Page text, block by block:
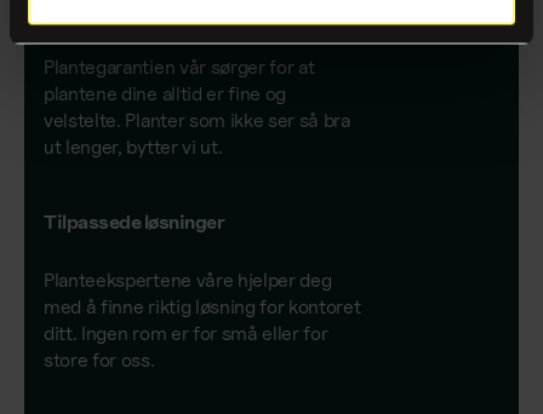
Plantegarantien vår sørger for at
plantene dine alltid er fine og
velstelte. Planter som ikke ser så bra
ut lenger, bytter vi ut.
Tilpassede løsninger
Planteekspertene våre hjelper deg
med å finne riktig løsning for kontoret
ditt. Ingen rom er for små eller for
store for oss.